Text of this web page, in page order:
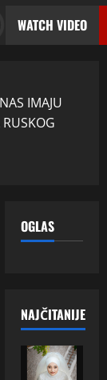
WATCH VIDEO
IMAJU
RUSKOG
OGLAS
NAJČITANIJE